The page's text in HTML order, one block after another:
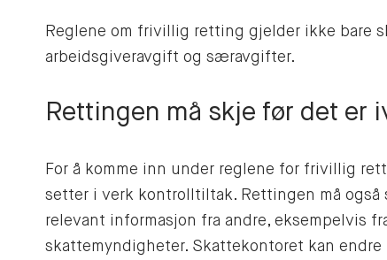
Reglene om frivillig retting gjelder ikke bare
arbeidsgiveravgift og særavgifter.
Rettingen må skje før det er
For å komme inn under reglene for frivillig
setter i verk kontrolltiltak. Rettingen må
relevant informasjon fra andre, eksempelvis
skattemyndigheter. Skattekontoret kan